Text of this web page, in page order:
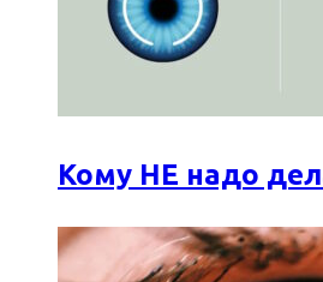
Кому НЕ надо